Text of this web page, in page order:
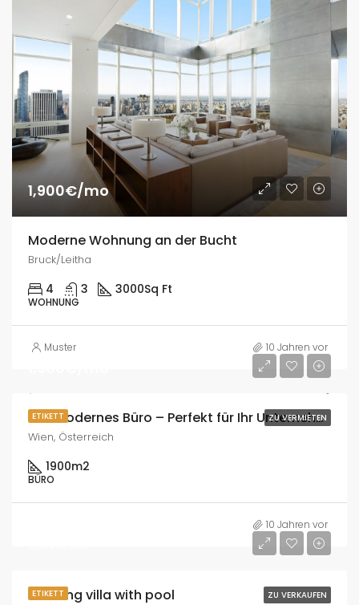
1,900€/mo
Moderne Wohnung an der Bucht
Bruck/Leitha
4 3 3000Sq Ft
WOHNUNG
Muster 10 Jahren vor
ETIKETT ZU VERMIETEN
🏢✨ Modernes Büro – Perfekt für Ihr Unternehmen! ✨
Wien, Österreich
1900m2
BÜRO
10 Jahren vor
ETIKETT ZU VERKAUFEN
Relaxing villa with pool